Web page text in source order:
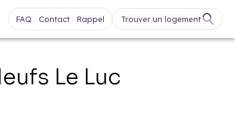
FAQ Contact Rappel Trouver un logement
Le Luc